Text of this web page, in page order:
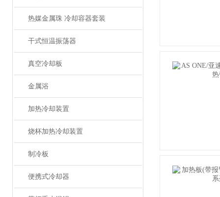
热媒金属珠 冷却容器套装
干式恒温振荡器
真空冷却板
金属浴
加热冷却装置
烧杯加热冷却装置
制冷板
便携式冷却器